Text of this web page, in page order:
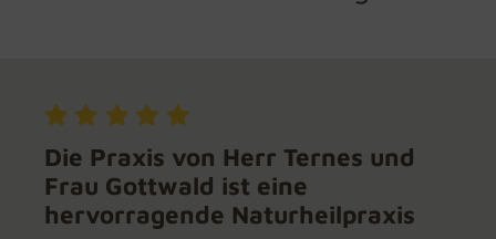
Die Praxis von Herr Ternes und
Frau Gottwald ist eine
hervorragende Naturheilpraxis